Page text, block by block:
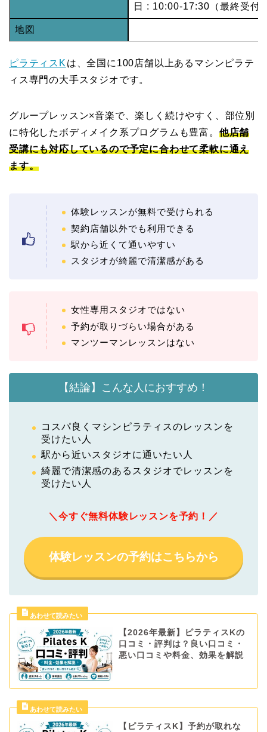
日 : 10:00-17:30（最終受付
地図
ピラティスK は、全国に100店舗以上あるマシンピラテ
ィス専門の大手スタジオです。
グループレッスン×音楽で、楽しく続けやすく、部位別
に特化したボディメイク系プログラムも豊富。 他店舗
受講にも対応しているので予定に合わせて柔軟に通え
ます。
体験レッスンが無料で受けられる
契約店舗以外でも利用できる
駅から近くて通いやすい
スタジオが綺麗で清潔感がある
女性専用スタジオではない
予約が取りづらい場合がある
マンツーマンレッスンはない
【結論】こんな人におすすめ！
コスパ良くマシンピラティスのレッスンを
受けたい人
駅から近いスタジオに通いたい人
綺麗で清潔感のあるスタジオでレッスンを
受けたい人
＼今すぐ無料体験レッスンを予約！／
体験レッスンの予約はこちらから
【2026年最新】ピラティスKの
口コミ・評判は？良い口コミ・
悪い口コミや料金、効果を解説
【ピラティスK】予約が取れな